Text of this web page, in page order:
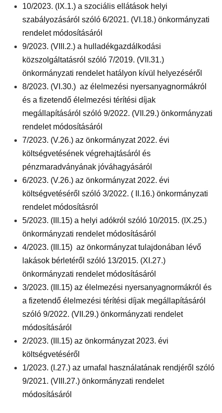
10/2023. (IX.1.) a szociális ellátások helyi
szabályozásáról szóló 6/2021. (VI.18.) önkormányzati
rendelet módosításáról
9/2023. (VIII.2.) a hulladékgazdálkodási
közszolgáltatásról szóló 7/2019. (VII.31.)
önkormányzati rendelet hatályon kívül helyezéséről
8/2023. (VI.30.) az élelmezési nyersanyagnormákról
és a fizetendő élelmezési térítési díjak
megállapításáról szóló 9/2022. (VII.29.) önkormányzati
rendelet módosításáról
7/2023. (V.26.) az önkormányzat 2022. évi
költségvetésének végrehajtásáról és
pénzmaradványának jóváhagyásáról
6/2023. (V.26.) az önkormányzat 2022. évi
költségvetéséről szóló 3/2022. ( II.16.) önkormányzati
rendelet módosításról
5/2023. (III.15) a helyi adókról szóló 10/2015. (IX.25.)
önkormányzati rendelet módosításáról
4/2023. (III.15) az önkormányzat tulajdonában lévő
lakások bérletéről szóló 13/2015. (XI.27.)
önkormányzati rendelet módosításáról
3/2023. (III.15) az élelmezési nyersanyagnormákról és
a fizetendő élelmezési térítési díjak megállapításáról
szóló 9/2022. (VII.29.) önkormányzati rendelet
módosításáról
2/2023. (III.15) az önkormányzat 2023. évi
költségvetéséről
1/2023. (I.27.) az urnafal használatának rendjéről szóló
9/2021. (VIII.27.) önkormányzati rendelet
módosításáról